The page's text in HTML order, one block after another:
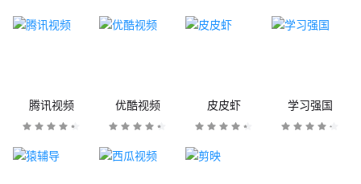
腾讯视频 优酷视频 皮皮虾 学习强国